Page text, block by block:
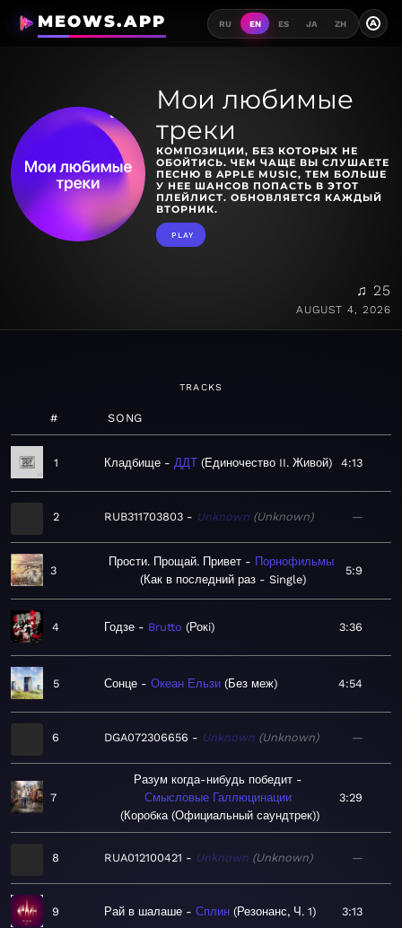
MEOWS.APP RU EN ES JA ZH A
Мои любимые
треки
КОМПОЗИЦИИ, БЕЗ КОТОРЫХ НЕ
ОБОЙТИСЬ. ЧЕМ ЧАЩЕ ВЫ СЛУШАЕТЕ
ПЕСНЮ В APPLE MUSIC, ТЕМ БОЛЬШЕ
У НЕЕ ШАНСОВ ПОПАСТЬ В ЭТОТ
ПЛЕЙЛИСТ. ОБНОВЛЯЕТСЯ КАЖДЫЙ
ВТОРНИК.
PLAY
♫ 25
AUGUST 4, 2026
TRACKS
# SONG
1 Кладбище ДДТ Единочество II. Живой 4:13
2 RUB311703803 Unknown Unknown —
3
Прости. Прощай. Привет
Порнофильмы
Как в последний раз - Single
5:9
4 Годзе Brutto Рокi 3:36
5 Сонце Океан Ельзи Без меж 4:54
6 DGA072306656 Unknown Unknown —
7
Разум когда-нибудь победит
Смысловые Галлюцинации
Коробка (Официальный саундтрек)
3:29
8 RUA012100421 Unknown Unknown —
9 Рай в шалаше Сплин Резонанс, Ч. 1 3:13